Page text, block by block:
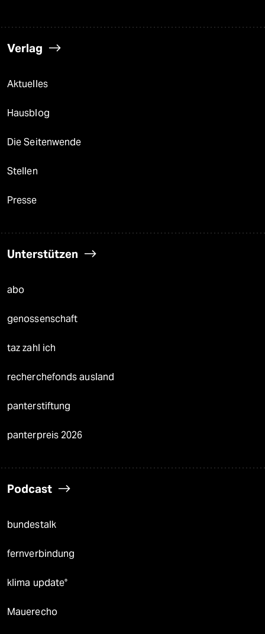
Verlag
Aktuelles
Hausblog
Die Seitenwende
Stellen
Presse
Unterstützen
abo
genossenschaft
taz zahl ich
recherchefonds ausland
panterstiftung
panterpreis 2026
Podcast
bundestalk
fernverbindung
klima update°
Mauerecho